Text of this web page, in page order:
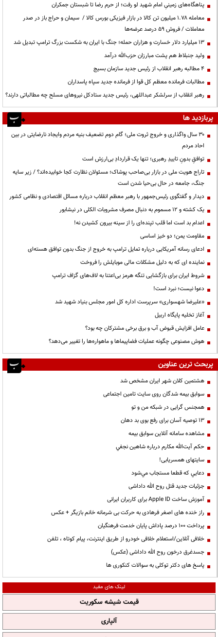
پناهگاه‌های زمینیِ امام شهید لو رفت؛ از حرم رضا تا شبستان جمکران
معامله ۱.۷۸ میلیون تن کالا در بازار فیزیکی بورس کالا / سیمان و حراج باز در صدر
معاملات / فروش ۵۹ درصد عرضه‌ها
۱۳ میلیارد دلار خسارت و هزاران حمله؛ جنگ با ایران به شکست بزرگ ترامپ تبدیل شد
ولید جنبلاط هم پشت مبارزان حزب‌الله درآمد
۴ مطالبه رهبر انقلاب از رئیس جدید سازمان بسیج
مطالبات فرمانده معظم کل قوا از فرمانده جدید سپاه پاسداران
رهبر انقلاب از سرلشکر عبداللهی، رئیس جدید ستادکل نیروهای مسلح چه مطالباتی دارند؟
پربازدید ها
۳۰ سال واگذاری و خروج ثروت ملی؛ گام دوم تضعیف بنیه مردم وایجاد نارضایتی در بین
احاد مردم
توافقِ بدونِ تاییدِ رهبری؛ تنها یک قراردادِ بی‌ارزش است
تاراج هویت ملی در بازار بی‌صاحب پوشاک؛ مسئولان نظارت کجا خوابیده‌اند؟ / زیر سایه
جنگ، جامعه در حال بی‌حیا شدن است
دیدار و گفتگوی رئیس‌جمهور با رهبر معظم انقلاب درباره مسائل اقتصادی و نظامی کشور
یک کشته و ۱۲ مسموم به دنبال مصرف مشروبات الکلی در نیشابور
اعدام بد است اما قلب تپنده‌ای را از سینه بیرون کشیدن نه!
مقاومت یمن؛ دو خیز اساسی
ادعای رسانه آمریکایی درباره تمایل ترامپ به خروج از جنگ بدون توافق هسته‌ای
نماینده ای که به دلیل مشکلات مالی موبایلش را فروخت
شروط ایران برای بازگشایی تنگه هرمز بی‌اعتنا به لاف‌های گزاف ترامپ
دعوا نیست؛ نبرد است!
«علیرضا شهسواری» سرپرست اداره کل امور مجلس بنیاد شهید شد
آغاز تخلیه پایگاه اربیل
عامل افزایش قبوض آب و برق برخی مشترکان چه بود؟
هوش مصنوعی چگونه عملیات فضاپیماها و ماهواره‌ها را تغییر می‌دهد؟
پربحث ترین عناوین
هشتمین کلان شهر ایران مشخص شد
سوابق بیمه شدگان روی سایت تامین اجتماعی
همجنس گرایی در شبکه من و تو
13 توصیه آسان برای رفع بوی بد دهان
مشاهده سامانه آنلاين سوابق بیمه
حكم آيت‌الله مكارم درباره شاهين نجفي
سایتهای همسریابی!
دعايي كه قطعا مستجاب مي‌شود
جزئیات جدید قتل روح الله داداشی
آموزش ساخت Apple ID برای کاربران ایرانی
راز خنده های اصغر فرهادی به حرکت بی شرمانه خانم بازیگر + عکس
پرداخت ۱۰۰ درصد پاداش پایان خدمت فرهنگیان
خلافی آنلاین/استعلام خلافی خودرو از طریق اینترنت، پیام کوتاه ، تلفن
جسدغرق درخون روح الله داداشی (عکس)
پاسخ های دکتر توکلی به سوالات کنکوری ها
لینک های مفید
قیمت شیشه سکوریت
آلپاری